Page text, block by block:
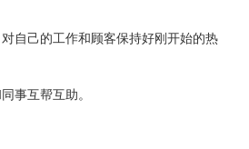
己的工作和顾客保持好刚开始的热
互帮互助。